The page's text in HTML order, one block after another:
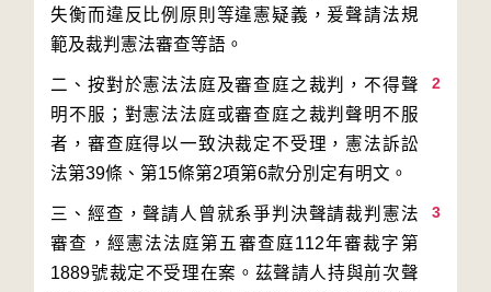
失衡而違反比例原則等違憲疑義，爰聲請法規
2
二、按對於憲法法庭及審查庭之裁判，不得聲
明不服；對憲法法庭或審查庭之裁判聲明不服
者，審查庭得以一致決裁定不受理，憲法訴訟
3
三、經查，聲請人曾就系爭判決聲請裁判憲法
審查，經憲法法庭第五審查庭112年審裁字第
1889號裁定不受理在案。茲聲請人持與前次聲